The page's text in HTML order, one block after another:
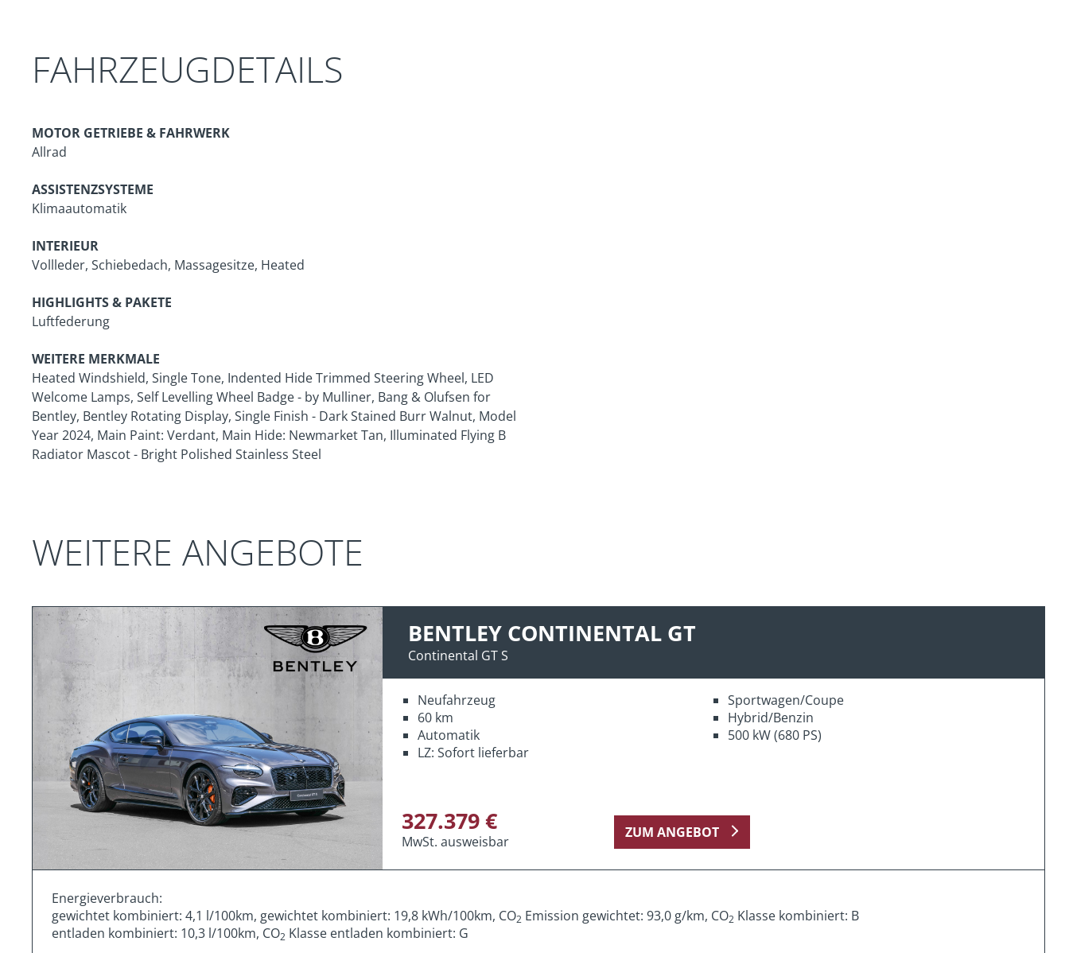
FAHRZEUGDETAILS
MOTOR GETRIEBE & FAHRWERK
Allrad
ASSISTENZSYSTEME
Klimaautomatik
INTERIEUR
Vollleder, Schiebedach, Massagesitze, Heated
HIGHLIGHTS & PAKETE
Luftfederung
WEITERE MERKMALE
Heated Windshield, Single Tone, Indented Hide Trimmed Steering Wheel, LED
Welcome Lamps, Self Levelling Wheel Badge - by Mulliner, Bang & Olufsen for
Bentley, Bentley Rotating Display, Single Finish - Dark Stained Burr Walnut, Model
Year 2024, Main Paint: Verdant, Main Hide: Newmarket Tan, Illuminated Flying B
Radiator Mascot - Bright Polished Stainless Steel
WEITERE ANGEBOTE
BENTLEY CONTINENTAL GT
Continental GT S
Neufahrzeug
60 km
Automatik
LZ: Sofort lieferbar
Sportwagen/Coupe
Hybrid/Benzin
500 kW (680 PS)
327.379 €
MwSt. ausweisbar
ZUM ANGEBOT
Energieverbrauch:
gewichtet kombiniert: 4,1 l/100km, gewichtet kombiniert: 19,8 kWh/100km, CO2 Emission gewichtet: 93,0 g/km, CO2 Klasse kombiniert: B
entladen kombiniert: 10,3 l/100km, CO2 Klasse entladen kombiniert: G